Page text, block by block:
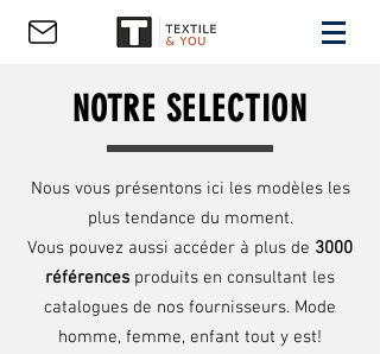
NOTRE SELECTION
Nous vous présentons ici les modèles les
plus tendance du moment.
Vous pouvez aussi accéder à plus de 3000
références produits en consultant les
catalogues de nos fournisseurs. Mode
homme, femme, enfant tout y est!